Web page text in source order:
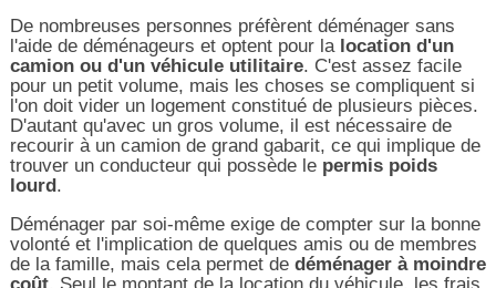
De nombreuses personnes préfèrent déménager sans
l'aide de déménageurs et optent pour la location d'un
camion ou d'un véhicule utilitaire. C'est assez facile
pour un petit volume, mais les choses se compliquent si
l'on doit vider un logement constitué de plusieurs pièces.
D'autant qu'avec un gros volume, il est nécessaire de
recourir à un camion de grand gabarit, ce qui implique de
trouver un conducteur qui possède le permis poids
lourd .
Déménager par soi-même exige de compter sur la bonne
volonté et l'implication de quelques amis ou de membres
de la famille, mais cela permet de déménager à moindre